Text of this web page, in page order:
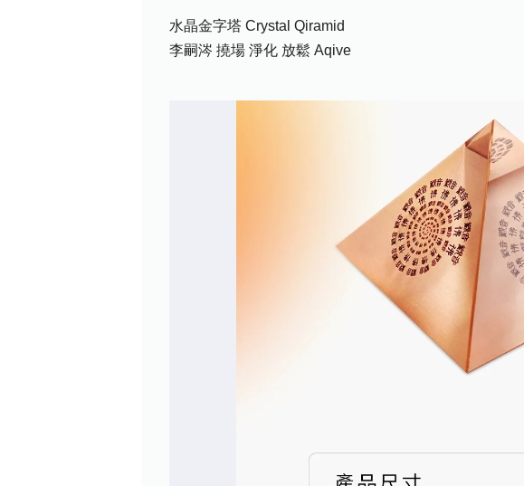
水晶金字塔 Crystal Qiramid
李嗣涔 撓場 淨化 放鬆 Aqive